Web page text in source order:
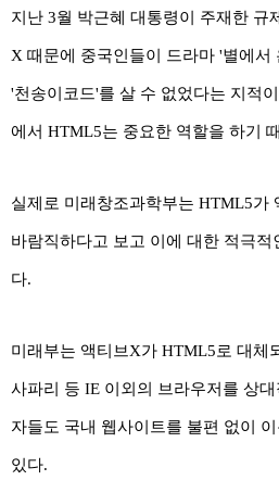
지난 3월 박근혜 대통령이 주재한 규
X 때문에 중국인들이 드라마 '별에서
'천송이코드'를 살 수 없었다는 지적
에서 HTML5는 중요한 역할을 하기
실제로 미래창조과학부는 HTML5가
바람직하다고 보고 이에 대한 적극적
다.
미래부는 액티브X가 HTML5로 대체
사파리 등 IE 이외의 브라우저를 상
자들도 국내 웹사이트를 불편 없이
있다.